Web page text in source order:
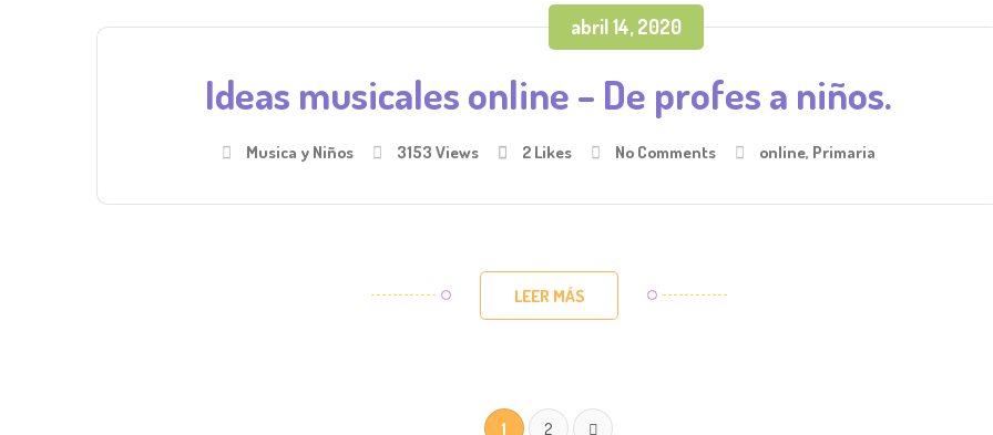
abril 14, 2020
Ideas musicales online – De profes a niños.
Musica y Niños 3153 Views 2 Likes No Comments online, Primaria
LEER MÁS
1 2